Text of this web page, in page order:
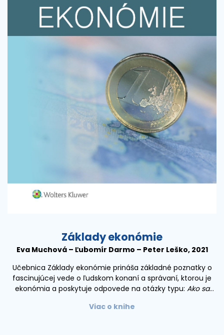
Základy ekonómie
Eva Muchová – Ľubomír Darmo – Peter Leško, 2021
Učebnica Základy ekonómie prináša základné poznatky o
fascinujúcej vede o ľudskom konaní a správaní, ktorou je
ekonómia a poskytuje odpovede na otázky typu: Ako sa
spotrebuje a koľko usporí? Ako firma stanovuje ceny a
Viac o knihe